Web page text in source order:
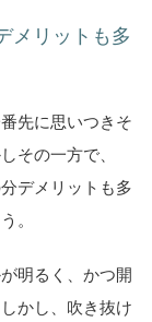
メリットも多
先に思いつきそ
その一方で、
デメリットも多
。
明るく、かつ開
かし、吹き抜け